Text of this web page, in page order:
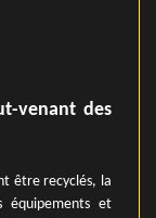
venant des
être recyclés, la
équipements et